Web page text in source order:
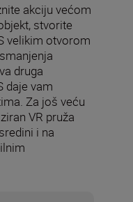
akciju većom
stvorite
velikim otvorom
smanjenja
druga
daje vam
Za još veću
VR pruža
i na